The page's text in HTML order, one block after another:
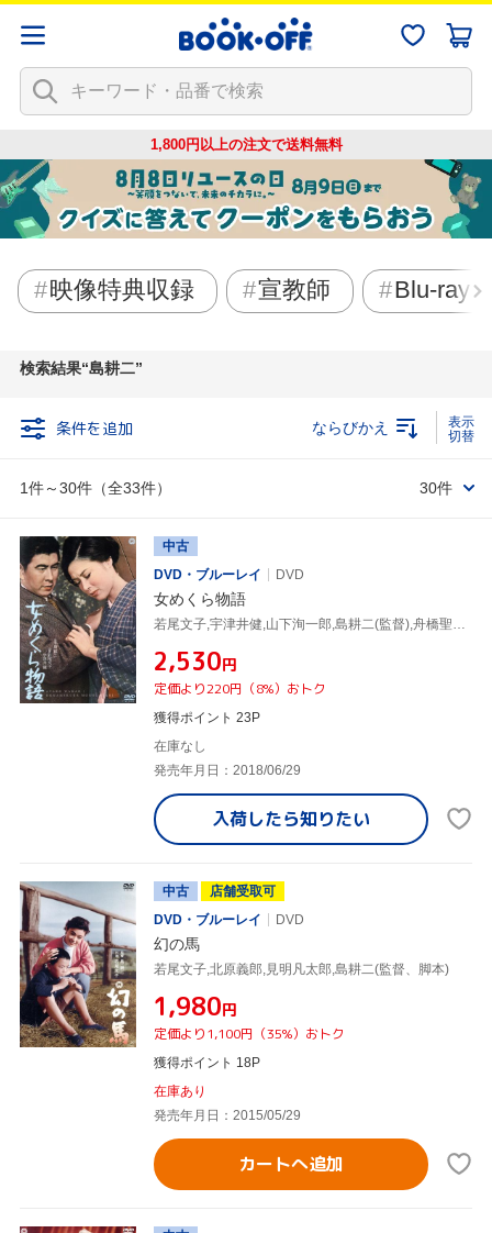
1,800円以上の注文で送料無料
映像特典収録 宣教師 Blu-ray
検索結果 島耕二
条件を追加
1件～30件（全33件）
ならびかえ
30件
中古
DVD・ブルーレイ
DVD
女めくら物語
¥2,530円
定価より220円（8%）おトク
獲得ポイント 23P
在庫なし
発売年月日：2018/06/29
入荷したら知りたい
中古
店舗受取可
DVD・ブルーレイ
DVD
幻の馬
若尾文子,北原義郎,見明凡太郎,島耕二(監督、脚本)
¥1,980円
定価より1,100円（35%）おトク
獲得ポイント 18P
在庫あり
発売年月日：2015/05/29
カートへ追加